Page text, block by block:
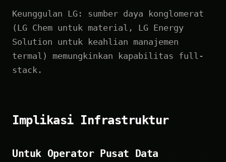
Keunggulan LG: sumber daya konglomerat
(LG Chem untuk material, LG Energy
Solution untuk keahlian manajemen
termal) memungkinkan kapabilitas full-
stack.
Implikasi Infrastruktur
Untuk Operator Pusat Data